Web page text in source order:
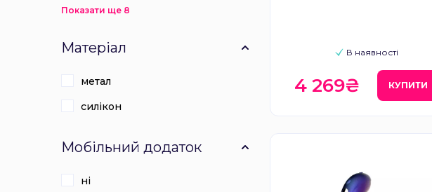
Показати ще 8
Матеріал
метал
силікон
Мобільний додаток
ні
В наявності
4 269₴ КУПИТИ